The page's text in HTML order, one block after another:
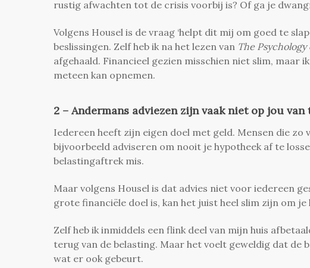
rustig afwachten tot de crisis voorbij is? Of ga je
Volgens Housel is de vraag ‘helpt dit mij om goed te
beslissingen. Zelf heb ik na het lezen van The
afgehaald. Financieel gezien misschien niet slim, maar
meteen kan opnemen.
2 – Andermans adviezen zijn vaak niet op jou van
Iedereen heeft zijn eigen doel met geld. Mensen die
bijvoorbeeld adviseren om nooit je hypotheek af te
belastingaftrek mis.
Maar volgens Housel is dat advies niet voor iedereen
grote financiële doel is, kan het juist heel slim zijn om je
Zelf heb ik inmiddels een flink deel van mijn huis
terug van de belasting. Maar het voelt geweldig dat de
wat er ook gebeurt.